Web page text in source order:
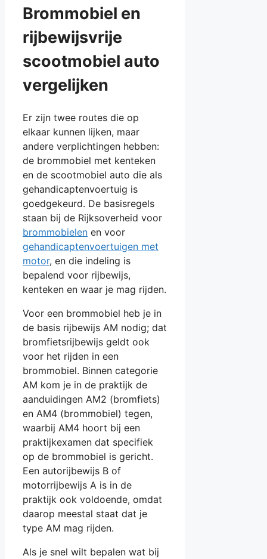
Brommobiel en
rijbewijsvrije
scootmobiel auto
vergelijken
Er zijn twee routes die op
elkaar kunnen lijken, maar
andere verplichtingen hebben:
de brommobiel met kenteken
en de scootmobiel auto die als
gehandicaptenvoertuig is
goedgekeurd. De basisregels
staan bij de Rijksoverheid voor
brommobielen en voor
gehandicaptenvoertuigen met
motor, en die indeling is
bepalend voor rijbewijs,
kenteken en waar je mag rijden.
Voor een brommobiel heb je in
de basis rijbewijs AM nodig; dat
bromfietsrijbewijs geldt ook
voor het rijden in een
brommobiel. Binnen categorie
AM kom je in de praktijk de
aanduidingen AM2 (bromfiets)
en AM4 (brommobiel) tegen,
waarbij AM4 hoort bij een
praktijkexamen dat specifiek
op de brommobiel is gericht.
Een autorijbewijs B of
motorrijbewijs A is in de
praktijk ook voldoende, omdat
daarop meestal staat dat je
type AM mag rijden.
Als je snel wilt bepalen wat bij